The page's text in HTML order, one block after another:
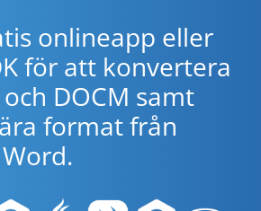
onlineapp eller
för att konvertera
DOCM samt
format från
Word.